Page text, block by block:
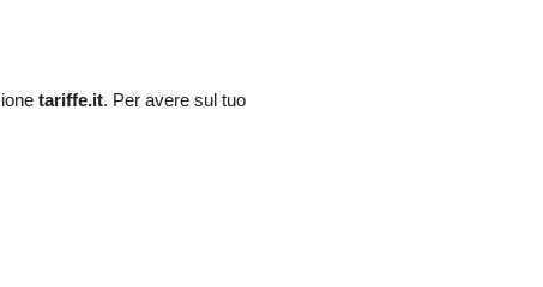
tariffe.it. Per avere sul tuo